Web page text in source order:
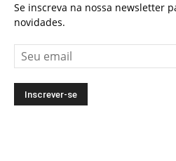
Se inscreva na nossa newsletter
novidades.